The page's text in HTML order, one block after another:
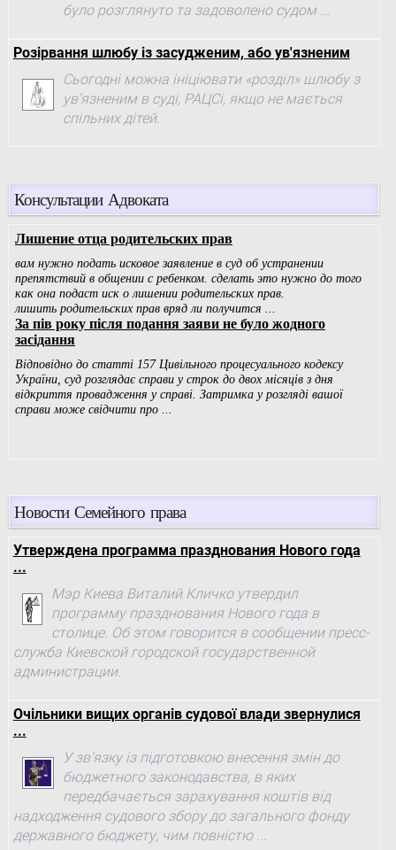
було розглянуто та задоволено судом ...
Розірвання шлюбу із засудженим, або ув'язненим
Сьогодні можна ініціювати «розділ» шлюбу з
ув'язненим в суді, РАЦСі, якщо не мається
спільних дітей.
Консультации Адвоката
Новости Семейного права
Утверждена программа празднования Нового года
...
Мэр Киева Виталий Кличко утвердил
программу празднования Нового года в
столице. Об этом говорится в сообщении пресс-
служба Киевской городской государственной
администрации.
Очільники вищих органів судової влади звернулися
...
У зв’язку із підготовкою внесення змін до
бюджетного законодавства, в яких
передбачається зарахування коштів від
надходження судового збору до загального фонду
державного бюджету, чим повністю ...